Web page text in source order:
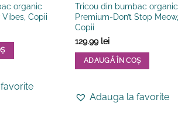
organic
Copii
Tricou din bumbac organic
Premium-Don’t Stop Meow,
Copii
129.99 lei
ADAUGĂ ÎN COȘ
are Adauga la favorite